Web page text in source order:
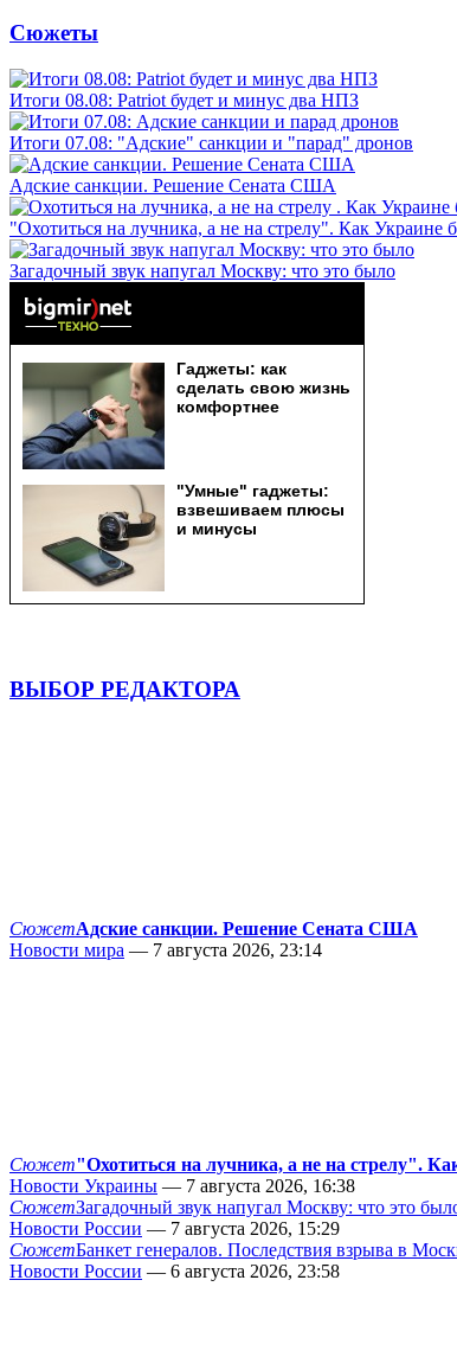
Сюжеты
Итоги 08.08: Patriot будет и минус два НПЗ
Итоги 07.08: "Адские" санкции и "парад" дронов
Адские санкции. Решение Сената США
"Охотиться на лучника, а не на стрелу". Как Украине
Загадочный звук напугал Москву: что это было
ВЫБОР РЕДАКТОРА
СюжетАдские санкции. Решение Сената США
Новости мира — 7 августа 2026, 23:14
Сюжет"Охотиться на лучника, а не на стрелу".
Новости Украины — 7 августа 2026, 16:38
СюжетЗагадочный звук напугал Москву: что это
Новости России — 7 августа 2026, 15:29
СюжетБанкет генералов. Последствия взрыва в
Новости России — 6 августа 2026, 23:58